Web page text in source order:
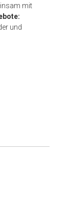
mit
und